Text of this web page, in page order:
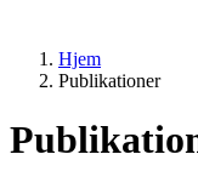
Hjem
Publikationer